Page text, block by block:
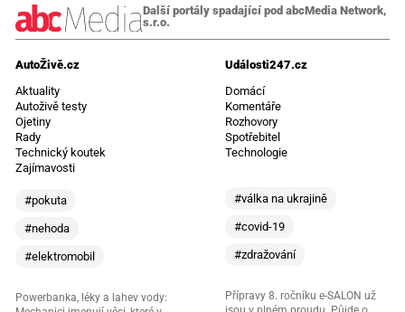
Další portály spadající pod abcMedia Network,
s.r.o.
AutoŽivě.cz
Aktuality
Autoživě testy
Ojetiny
Rady
Technický koutek
Zajímavosti
#pokuta
#nehoda
#elektromobil
Powerbanka, léky a lahev vody:
Události247.cz
Domácí
Komentáře
Rozhovory
Spotřebitel
Technologie
#válka na ukrajině
#covid-19
#zdražování
Přípravy 8. ročníku e-SALON už